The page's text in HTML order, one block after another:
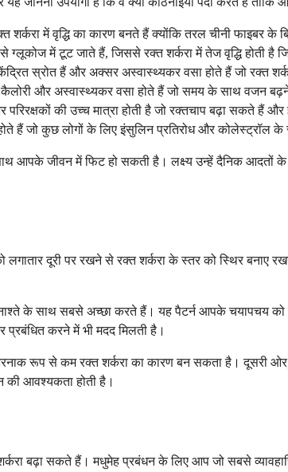
में वृद्धि का कारण बनते हैं क्योंकि तरल चीनी फाइबर के
में टूट जाते हैं, जिससे रक्त शर्करा में तेज वृद्धि होती है
स्रोत हैं और अक्सर अस्वास्थ्यकर वसा होते हैं जो रक्त
और अस्वास्थ्यकर वसा होते हैं जो समय के साथ वजन
की उच्च मात्रा होती है जो रक्तचाप बढ़ा सकते हैं
हैं जो कुछ लोगों के लिए इंसुलिन प्रतिरोध और कोलेस्ट्रॉल
साथ आपके जीवन में फिट हो सकती है। लक्ष्य उन्हें दैनिक
दूरी पर रखने से रक्त शर्करा के स्तर को स्थिर
के साथ सबसे अच्छा करते हैं। यह पैटर्न आपके चयापचय
करने में भी मदद मिलती है।
रूप से कम रक्त शर्करा का कारण बन सकता है। दूसरी ओर,
आवश्यकता होती है।
शर्करा बढ़ा सकते हैं। मधुमेह प्रबंधन के लिए आप जो सबसे